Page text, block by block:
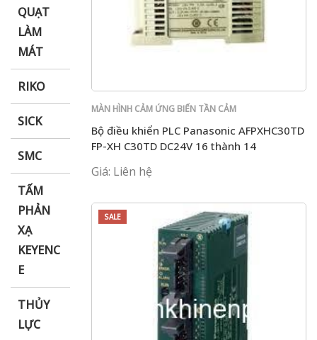
QUẠT
LÀM
MÁT
RIKO
SICK
SMC
TẤM
PHẢN
XẠ
KEYENC
E
THỦY
LỰC
MÀN HÌNH CẢM ỨNG BIẾN TẦN CẢM
Bộ điều khiển PLC Panasonic AFPXHC30TD
FP-XH C30TD DC24V 16 thành 14
Giá: Liên hệ
SALE